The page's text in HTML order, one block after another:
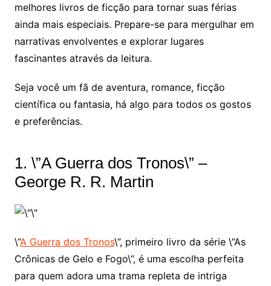
melhores livros de ficção para tornar suas férias
ainda mais especiais. Prepare-se para mergulhar em
narrativas envolventes e explorar lugares
fascinantes através da leitura.
Seja você um fã de aventura, romance, ficção
científica ou fantasia, há algo para todos os gostos
e preferências.
1. \”A Guerra dos Tronos\” –
George R. R. Martin
\”A Guerra dos Tronos\”, primeiro livro da série \”As
Crônicas de Gelo e Fogo\”, é uma escolha perfeita
para quem adora uma trama repleta de intriga